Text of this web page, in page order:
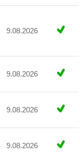
9.08.2026
9.08.2026
9.08.2026
9.08.2026